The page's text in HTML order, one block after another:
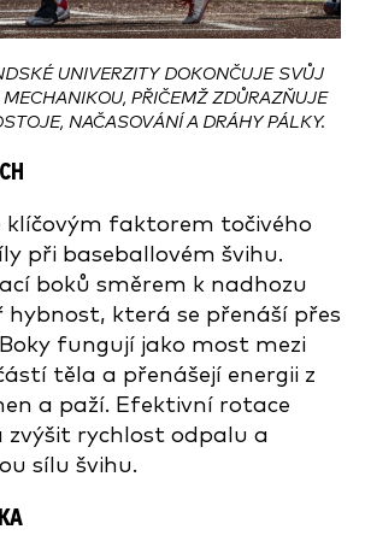
UNIVERZITY DOKONČUJE SVŮJ
PŘIČEMŽ ZDŮRAZŇUJE
NAČASOVÁNÍ A DRÁHY PÁLKY.
klíčovým faktorem točivého
při baseballovém švihu.
boků směrem k nadhozu
která se přenáší přes
fungují jako most mezi
těla a přenášejí energii z
a paží. Efektivní rotace
zvýšit rychlost odpalu a
sílu švihu.